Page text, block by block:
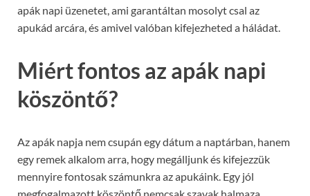
apák napi üzenetet, ami garantáltan mosolyt csal az
apukád arcára, és amivel valóban kifejezheted a háládat.
Miért fontos az apák napi
köszöntő?
Az apák napja nem csupán egy dátum a naptárban, hanem
egy remek alkalom arra, hogy megálljunk és kifejezzük
mennyire fontosak számunkra az apukáink. Egy jól
megfogalmazott köszöntő nemcsak szavak halmaza,